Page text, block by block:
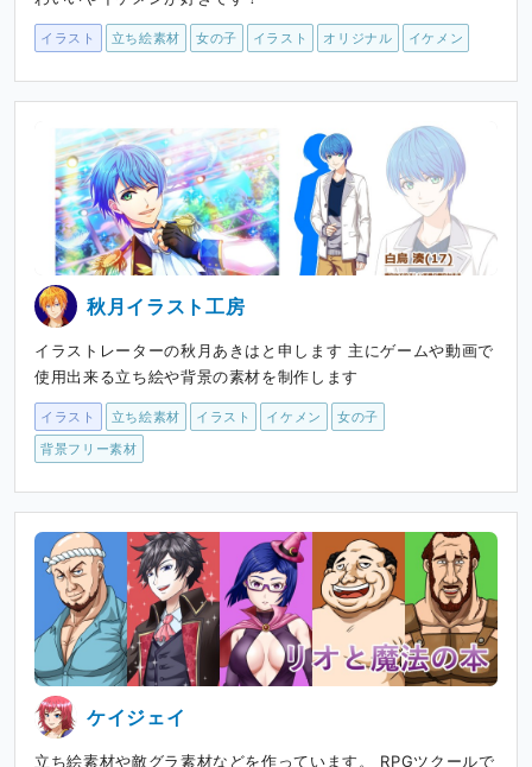
イラスト 立ち絵素材 女の子 イラスト オリジナル イケメン
秋月イラスト工房
イラストレーターの秋月あきはと申します 主にゲームや動画で
使用出来る立ち絵や背景の素材を制作します
イラスト 立ち絵素材 イラスト イケメン
女の子
背景フリー素材
ケイジェイ
立ち絵素材や敵グラ素材などを作っています。 RPGツクールで